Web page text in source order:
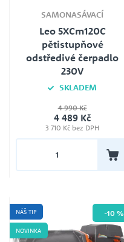
SAMONASÁVACÍ
Leo 5XCm120C
pětistupňové
odstředivé čerpadlo
230V
SKLADEM
Jmenovité napětí
230V
4 990 Kč
4 489 Kč
3 710 Kč bez DPH
NÁŠ TIP
NOVINKA
-10 %